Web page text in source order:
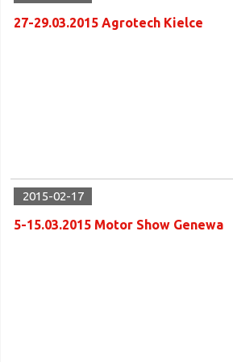
27-29.03.2015 Agrotech Kielce
2015-02-17
5-15.03.2015 Motor Show Genewa